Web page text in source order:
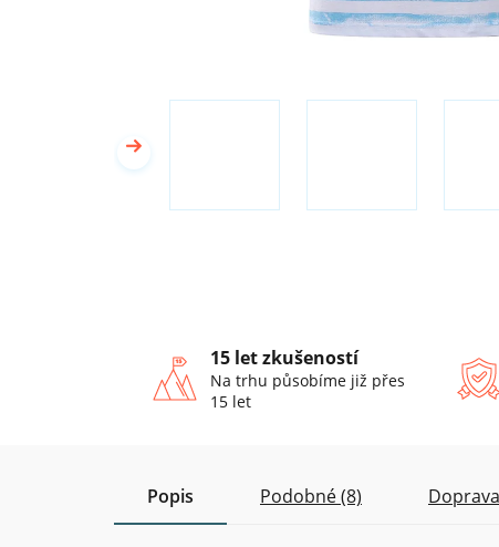
15 let zkušeností
Na trhu působíme již přes
15 let
Popis Podobné (8)